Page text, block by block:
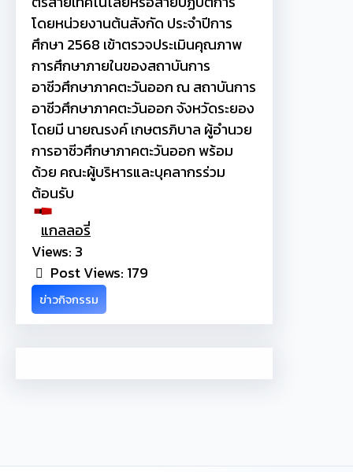
โดยหน่วยงานต้นสังกัด ประจำปีการ
ศึกษา 2568 เข้าตรวจประเมินคุณภาพ
การศึกษาภายในของสถาบันการ
อาชีวศึกษาภาคตะวันออก ณ สถาบันการ
อาชีวศึกษาภาคตะวันออก จังหวัดระยอง
โดยมี นายณรงค์ เกษตรภิบาล ผู้อำนวย
การอาชีวศึกษาภาคตะวันออก พร้อม
ด้วย คณะผู้บริหารและบุคลากรร่วม
ต้อนรับ
แกลลอรี่
Views: 3
Post Views: 179
ข่าวกิจกรรม